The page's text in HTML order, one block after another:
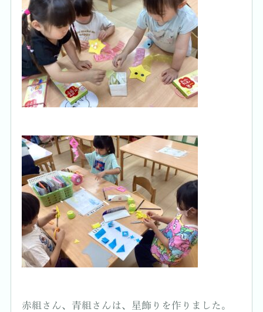
赤組さん、青組さんは、星飾りを作りました。